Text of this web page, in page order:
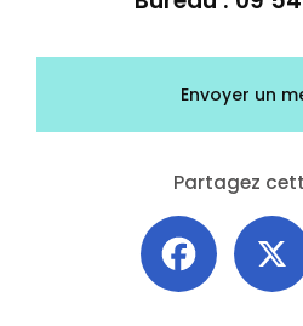
Envoyer un
Partagez
Facebook